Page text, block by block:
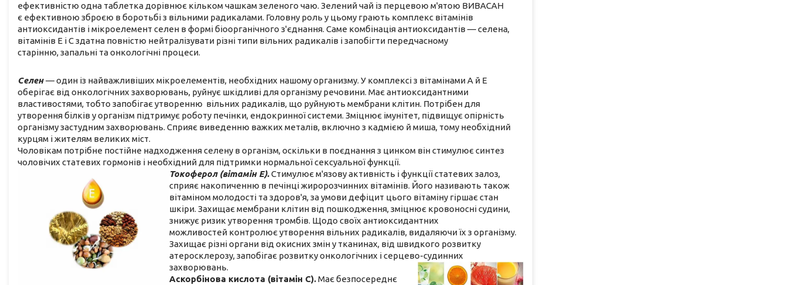
ефективністю одна таблетка дорівнює кільком чашкам зеленого чаю. Зелений чай із перцевою м'ятою ВИВАСАН
є ефективною зброєю в боротьбі з вільними радикалами. Головну роль у цьому грають комплекс вітамінів
антиоксидантів і мікроелемент селен в формі біоорганічного з'єднання. Саме комбінація антиоксидантів — селена,
вітамінів Е і С здатна повністю нейтралізувати різні типи вільних радикалів і запобігти передчасному
старінню, запальні та онкологічні процеси.
Селен— один із найважливіших мікроелементів, необхідних нашому организму. У комплексі з вітамінами А й Е
оберігає від онкологічних захворювань, руйнує шкідливі для організму речовини. Має антиоксидантними
властивостями, тобто запобігає утворенню вільних радикалів, що руйнують мембрани клітин. Потрібен для
утворення білків у організм підтримує роботу печінки, ендокринної системи. Зміцнює імунітет, підвищує опірність
організму застудним захворювань. Сприяє виведенню важких металів, включно з кадмією й миша, тому необхідний
курцям і жителям великих міст.
Чоловікам потрібне постійне надходження селену в організм, оскільки в поєднання з цинком він стимулює синтез
чоловічих статевих гормонів і необхідний для підтримки нормальної сексуальної функції.
Токоферол (вітамін Е).Стимулює м'язову активність і функції статевих залоз,
сприяє накопиченню в печінці жиророзчинних вітамінів. Його називають також
вітаміном молодості та здоров'я, за умови дефіцит цього вітаміну гіршає стан
шкіри. Захищає мембрани клітин від пошкодження, зміцнює кровоносні судини,
знижує ризик утворення тромбів. Щодо своїх антиоксидантних
можливостей контролює утворення вільних радикалів, видаляючи їх з організму.
Захищає різні органи від окисних змін у тканинах, від швидкого розвитку
атеросклерозу, запобігає розвитку онкологічних і серцево-судинних
захворювань.
Аскорбінова кислота (вітамін С).Має безпосереднє